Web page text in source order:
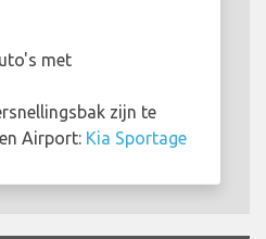
met
zijn te
Airport: Kia Sportage